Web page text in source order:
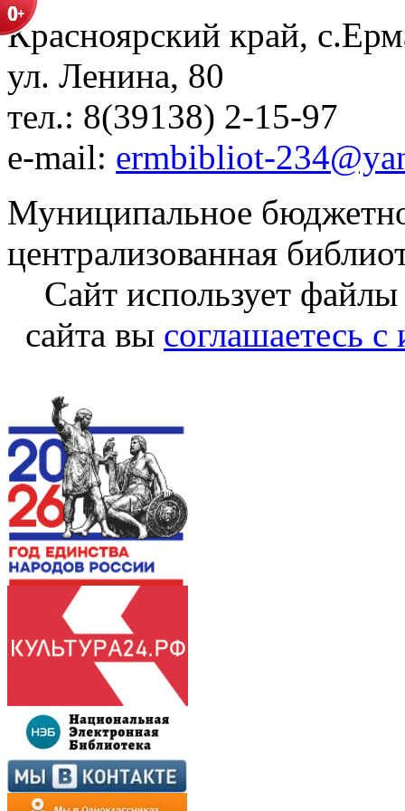
Красноярский край,
ул. Ленина, 80
тел.: 8(39138) 2-15-97
e-mail: ermbibliot-
Муниципальное
централизованная
Сайт использует
сайта вы соглашаетесь